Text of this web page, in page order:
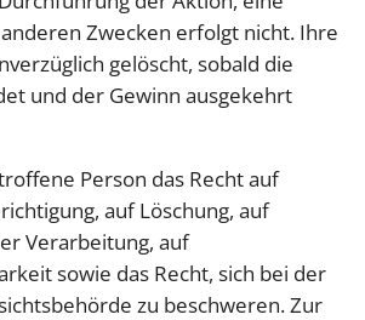
Zwecken erfolgt nicht. Ihre
gelöscht, sobald die
und der Gewinn ausgekehrt
Person das Recht auf
auf Löschung, auf
Verarbeitung, auf
sowie das Recht, sich bei der
zu beschweren. Zur